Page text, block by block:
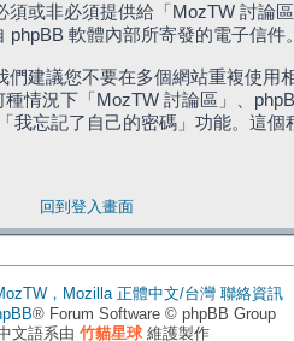
或非必須提供給「MozTW 討論
軟體內部所寄發的電子信件。
建議您不要在多個網站重複使用
情況下「MozTW 討論區」、
忘記了自己的密碼」功能。這
回到登入畫面
，Mozilla 正體中文/台灣 聯絡資訊
® Forum Software © phpBB Group
文語系由 竹貓星球維護製作